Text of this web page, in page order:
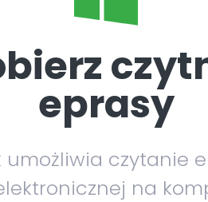
eprasy
umożliwia czytanie
na